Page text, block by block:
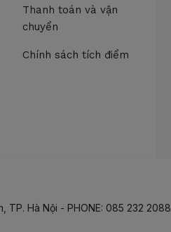
Thanh toán và vận
chuyển
Chính sách tích điểm
TP. Hà Nội - PHONE: 085 232 2088